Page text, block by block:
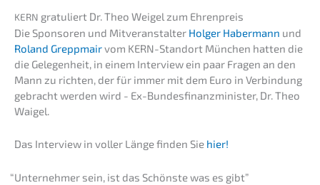
KERN gratu­liert Dr. Theo Weigel zum Ehrenpreis
Die Sponso­ren und Mitver­an­stal­ter Holger Haber­mann und
Roland Grepp­mairvom KERN-Stand­ort München hatten die
die Gelegen­heit, in einem Inter­view ein paar Fragen an den
Mann zu richten, der für immer mit dem Euro in Verbin­dung
gebracht werden wird - Ex-Bundes­fi­nanz­mi­nis­ter, Dr. Theo
Waigel.
Das Inter­view in voller Länge finden Sie hier!
“Unter­neh­mer sein, ist das Schöns­te was es gibt”